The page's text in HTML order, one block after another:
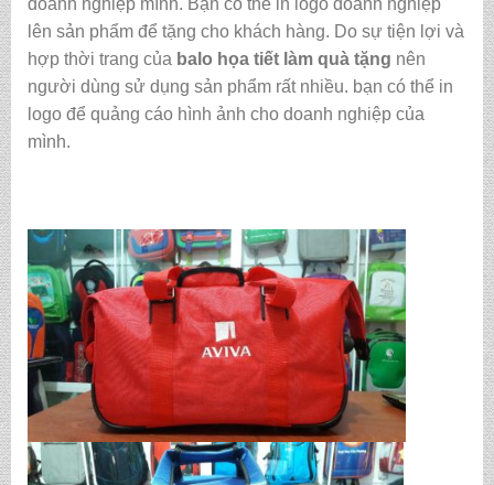
doanh nghiệp mình. Bạn có thể in logo doanh nghiệp
lên sản phẩm để tặng cho khách hàng. Do sự tiện lợi và
hợp thời trang của balo họa tiết làm quà tặng nên
người dùng sử dụng sản phẩm rất nhiều. bạn có thể in
logo để quảng cáo hình ảnh cho doanh nghiệp của
mình.